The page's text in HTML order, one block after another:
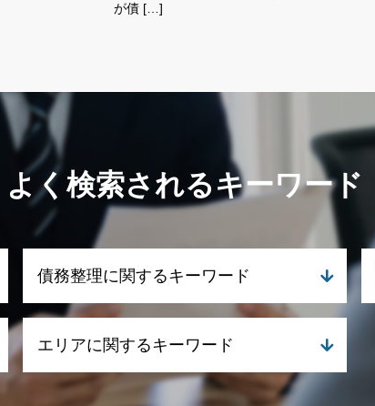
が債 […]
よく検索されるキーワード
債務整理に関するキーワード
自己破産 デメリット
個人再生とは 弁護士
民事再生 メリット デメリット
エリアに関するキーワード
一般民事・家事事件 弁護士 姶良市